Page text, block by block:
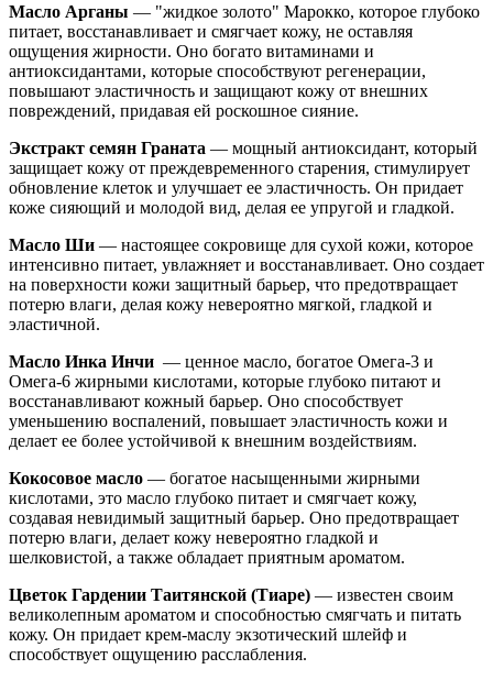
Масло Арганы — "жидкое золото" Марокко, которое глубоко
питает, восстанавливает и смягчает кожу, не оставляя
ощущения жирности. Оно богато витаминами и
антиоксидантами, которые способствуют регенерации,
повышают эластичность и защищают кожу от внешних
повреждений, придавая ей роскошное сияние.
Экстракт семян Граната — мощный антиоксидант, который
защищает кожу от преждевременного старения, стимулирует
обновление клеток и улучшает ее эластичность. Он придает
коже сияющий и молодой вид, делая ее упругой и гладкой.
Масло Ши — настоящее сокровище для сухой кожи, которое
интенсивно питает, увлажняет и восстанавливает. Оно создает
на поверхности кожи защитный барьер, что предотвращает
потерю влаги, делая кожу невероятно мягкой, гладкой и
эластичной.
Масло Инка Инчи — ценное масло, богатое Омега-3 и
Омега-6 жирными кислотами, которые глубоко питают и
восстанавливают кожный барьер. Оно способствует
уменьшению воспалений, повышает эластичность кожи и
делает ее более устойчивой к внешним воздействиям.
Кокосовое масло — богатое насыщенными жирными
кислотами, это масло глубоко питает и смягчает кожу,
создавая невидимый защитный барьер. Оно предотвращает
потерю влаги, делает кожу невероятно гладкой и
шелковистой, а также обладает приятным ароматом.
Цветок Гардении Таитянской (Тиаре) — известен своим
великолепным ароматом и способностью смягчать и питать
кожу. Он придает крем-маслу экзотический шлейф и
способствует ощущению расслабления.